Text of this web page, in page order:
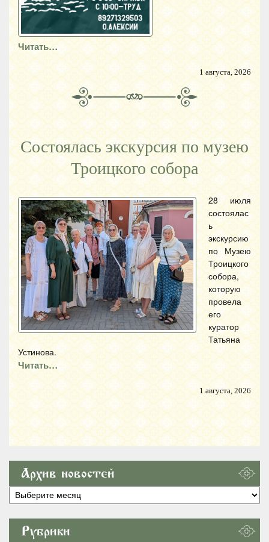
Читать…
1 августа, 2026
Состоялась экскурсия по музею
Троицкого собора
28 июля
состоялас
ь
экскурсию
по Музею
Троицкого
собора,
которую
провела
его
куратор
Татьяна
Устинова.
Читать…
1 августа, 2026
Архив новостей
Архив
новостей
Рубрики